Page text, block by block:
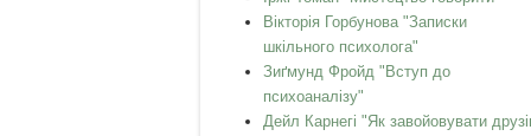
Вікторія Горбунова "Записки
шкільного психолога"
Зиґмунд Фройд "Вступ до
психоаналізу"
Дейл Карнегі "Як завойовувати